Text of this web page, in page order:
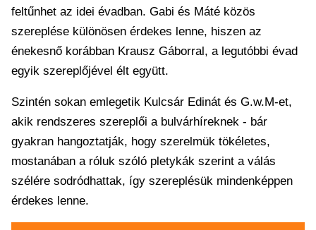
feltűnhet az idei évadban. Gabi és Máté közös
szereplése különösen érdekes lenne, hiszen az
énekesnő korábban Krausz Gáborral, a legutóbbi évad
egyik szereplőjével élt együtt.
Szintén sokan emlegetik Kulcsár Edinát és G.w.M-et,
akik rendszeres szereplői a bulvárhíreknek - bár
gyakran hangoztatják, hogy szerelmük tökéletes,
mostanában a róluk szóló pletykák szerint a válás
szélére sodródhattak, így szereplésük mindenképpen
érdekes lenne.